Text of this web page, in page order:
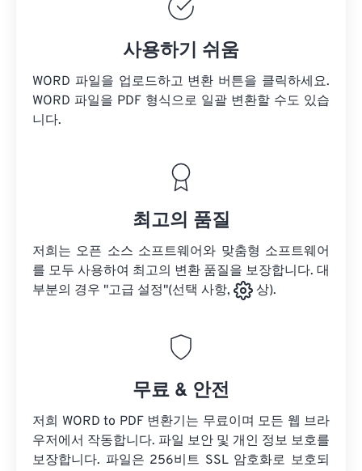
사용하기 쉬움
WORD 파일을 업로드하고 변환 버튼을 클릭하세요.
WORD 파일을 PDF 형식으로 일괄 변환할 수도 있습
니다.
최고의 품질
저희는 오픈 소스 소프트웨어와 맞춤형 소프트웨어
를 모두 사용하여 최고의 변환 품질을 보장합니다. 대
부분의 경우 "고급 설정"(선택 사항,
상).
무료 & 안전
저희 WORD to PDF 변환기는 무료이며 모든 웹 브라
우저에서 작동합니다. 파일 보안 및 개인 정보 보호를
보장합니다. 파일은 256비트 SSL 암호화로 보호되